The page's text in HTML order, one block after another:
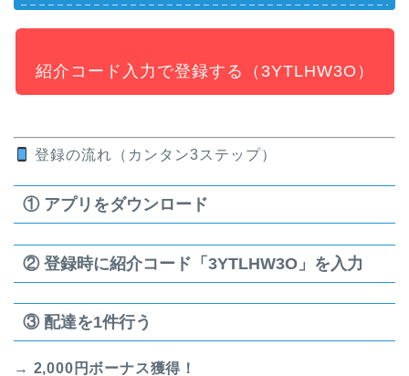
紹介コード入力で登録する（3YTLHW3O）
登録の流れ（カンタン3ステップ）
① アプリをダウンロード
② 登録時に紹介コード「3YTLHW3O」を入力
③ 配達を1件行う
→ 2,000円ボーナス獲得！